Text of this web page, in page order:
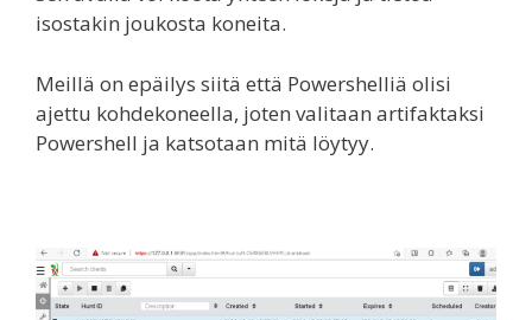
isostakin joukosta koneita.
Meillä on epäilys siitä että Powershelliä olisi
ajettu kohdekoneella, joten valitaan artifaktaksi
Powershell ja katsotaan mitä löytyy.